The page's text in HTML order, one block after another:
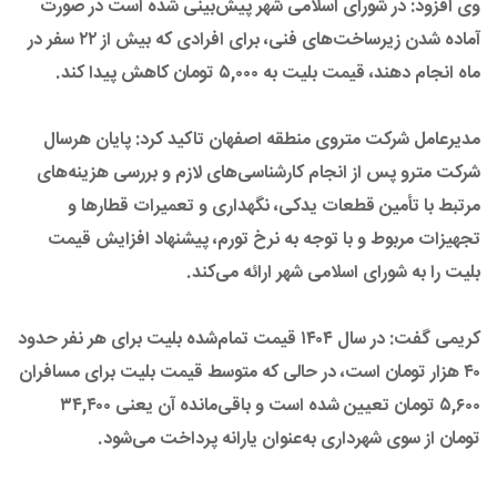
وی افزود: در شورای اسلامی شهر پیش‌بینی شده است در صورت
آماده شدن زیرساخت‌های فنی، برای افرادی که بیش از ۲۲ سفر در
ماه انجام دهند، قیمت بلیت به ۵,۰۰۰ تومان کاهش پیدا کند.
مدیرعامل شرکت متروی منطقه اصفهان تاکید کرد: پایان هرسال
شرکت مترو پس از انجام کارشناسی‌های لازم و بررسی هزینه‌های
مرتبط با تأمین قطعات یدکی، نگهداری و تعمیرات قطارها و
تجهیزات مربوط و با توجه به نرخ تورم، پیشنهاد افزایش قیمت
بلیت را به شورای اسلامی شهر ارائه می‌کند.
کریمی گفت: در سال ۱۴۰۴ قیمت تمام‌شده بلیت برای هر نفر حدود
۴۰ هزار تومان است، در حالی که متوسط قیمت بلیت برای مسافران
۵,۶۰۰ تومان تعیین شده است و باقی‌مانده آن یعنی ۳۴,۴۰۰
تومان از سوی شهرداری به‌عنوان یارانه پرداخت می‌شود.